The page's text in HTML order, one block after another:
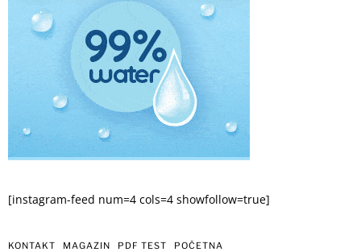
[instagram-feed num=4 cols=4 showfollow=true]
KONTAKT MAGAZIN PDF TEST
POČETNA